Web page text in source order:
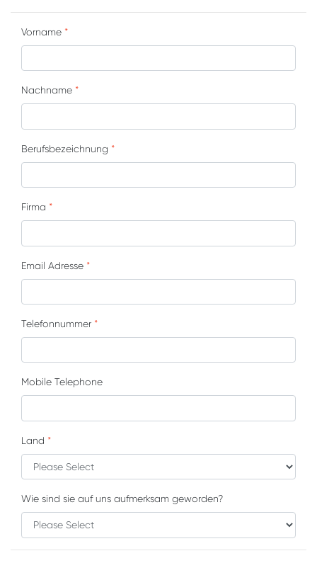
Vorname *
Nachname *
Berufsbezeichnung *
Firma *
Email Adresse *
Telefonnummer *
Mobile Telephone
Land *
Wie sind sie auf uns aufmerksam geworden?